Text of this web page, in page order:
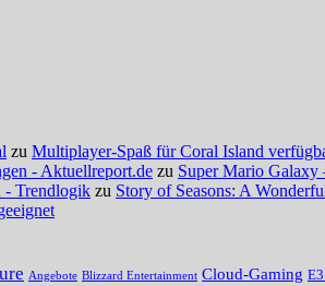
zu Multiplayer-Spaß für Coral Island
- Aktuellreport.de zu Super Mario Galaxy
- Trendlogik zu Story of Seasons: A
Angebote Blizzard Entertainment Cloud-Gaming